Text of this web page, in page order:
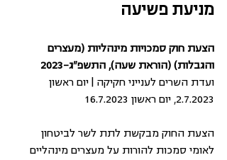
מניעת פשיעה
הצעת חוק סמכויות מינהליות (מעצרים
והגבלות) (הוראת שעה), התשפ"ג-2023
ועדת השרים לענייני חקיקה | יום ראשון
2.7.2023, יום ראשון 16.7.2023
הצעת החוק מבקשת לתת לשר לביטחון
לאומי סמכות להורות על מעצרים מינהליים